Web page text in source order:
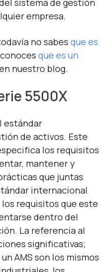
sistema de gestión
empresa.
no sabes que es
que es un
nuestro blog.
5500X
estándar
de activos. Este
los requisitos
mantener y
que juntas
internacional
los requisitos que este
dentro del
La referencia al
significativas;
AMS son los mismos